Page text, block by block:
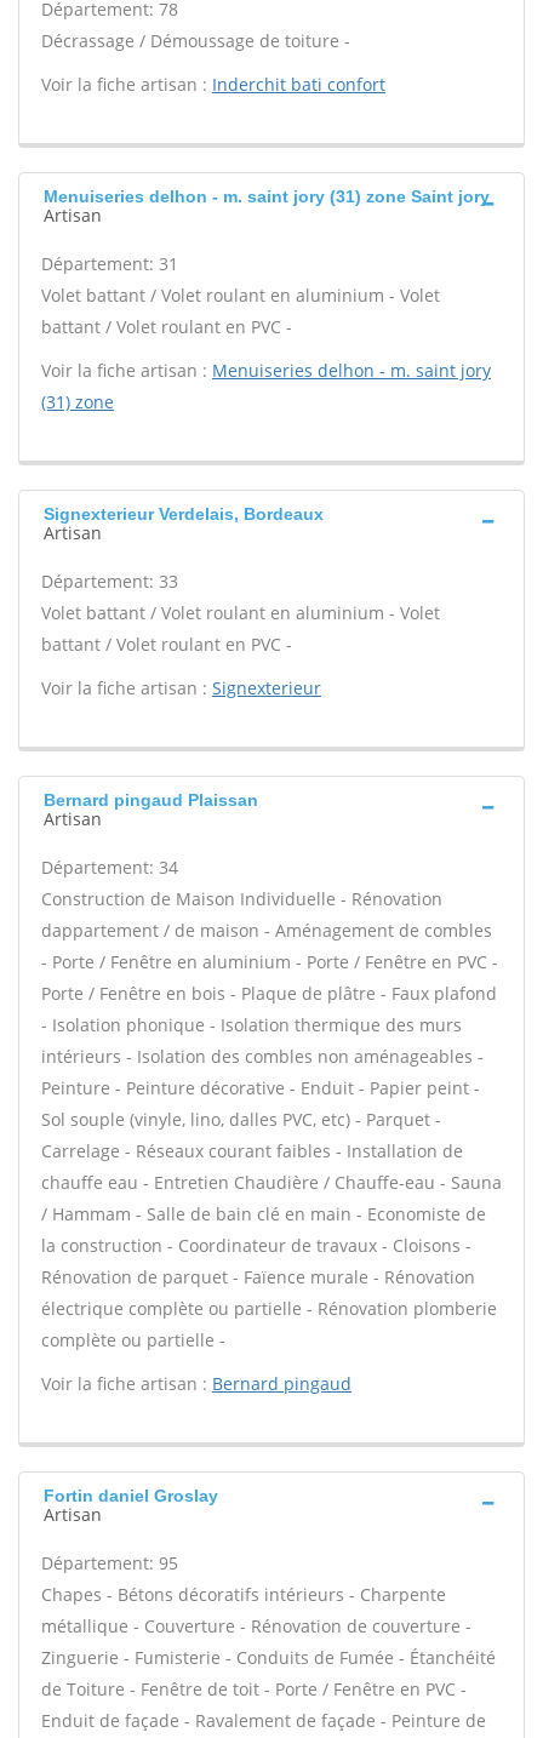
Département: 78
Décrassage / Démoussage de toiture -
Voir la fiche artisan : Inderchit bati confort
Menuiseries delhon - m. saint jory (31) zone Saint jory
Artisan
Département: 31
Volet battant / Volet roulant en aluminium - Volet
battant / Volet roulant en PVC -
Voir la fiche artisan : Menuiseries delhon - m. saint jory
(31) zone
Signexterieur Verdelais, Bordeaux
Artisan
Département: 33
Volet battant / Volet roulant en aluminium - Volet
battant / Volet roulant en PVC -
Voir la fiche artisan : Signexterieur
Bernard pingaud Plaissan
Artisan
Département: 34
Construction de Maison Individuelle - Rénovation
dappartement / de maison - Aménagement de combles
- Porte / Fenêtre en aluminium - Porte / Fenêtre en PVC -
Porte / Fenêtre en bois - Plaque de plâtre - Faux plafond
- Isolation phonique - Isolation thermique des murs
intérieurs - Isolation des combles non aménageables -
Peinture - Peinture décorative - Enduit - Papier peint -
Sol souple (vinyle, lino, dalles PVC, etc) - Parquet -
Carrelage - Réseaux courant faibles - Installation de
chauffe eau - Entretien Chaudière / Chauffe-eau - Sauna
/ Hammam - Salle de bain clé en main - Economiste de
la construction - Coordinateur de travaux - Cloisons -
Rénovation de parquet - Faïence murale - Rénovation
électrique complète ou partielle - Rénovation plomberie
complète ou partielle -
Voir la fiche artisan : Bernard pingaud
Fortin daniel Groslay
Artisan
Département: 95
Chapes - Bétons décoratifs intérieurs - Charpente
métallique - Couverture - Rénovation de couverture -
Zinguerie - Fumisterie - Conduits de Fumée - Étanchéité
de Toiture - Fenêtre de toit - Porte / Fenêtre en PVC -
Enduit de façade - Ravalement de façade - Peinture de